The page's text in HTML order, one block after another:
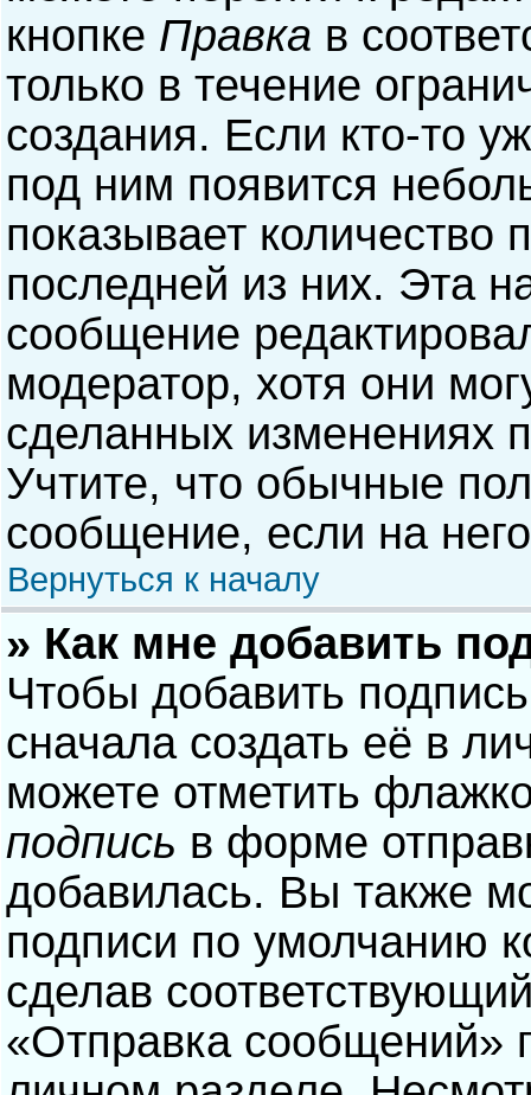
кнопке Правка в
только в течение
создания. Если кто-то
под ним появится
показывает количество
последней из них. Эта
сообщение
модератор, хотя они
сделанных изменениях
Учтите, что обычные
сообщение, если на
Вернуться к началу
» Как мне добавить
Чтобы добавить
сначала создать её в
можете отметить
подпись в форме
добавилась. Вы также
подписи по умолчанию
сделав
«Отправка сообщений»